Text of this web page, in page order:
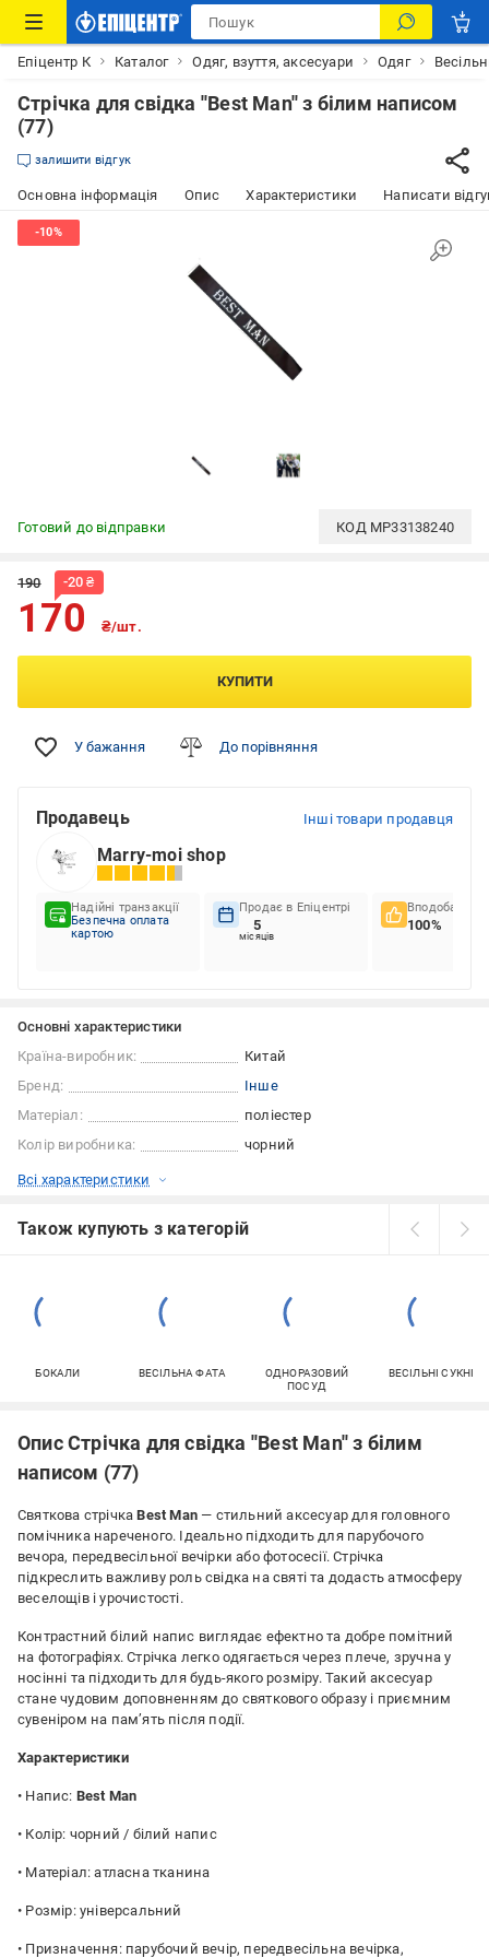
Епіцентр К Каталог Одяг, взуття, аксесуари Одяг
Стрічка для свідка ''Best Man'' з білим написом
(77)
залишити відгук
Основна інформація Опис Характеристики Написати
Готовий до відправки КОД MP33138240
190 -20 ₴
170 ₴/шт.
КУПИТИ
У бажання До порівняння
Продавець Інші товари продавця
Marry-moi shop
Надійні транзакції
Безпечна оплата
картою
Продає в Епіцентрі
5
місяців
Вподобання
100%
Основні характеристики
Країна-виробник:
Китай
Бренд:
Інше
Матеріал:
поліестер
Колір виробника:
чорний
Всі характеристики
Також купують з категорій
БОКАЛИ ВЕСІЛЬНА ФАТА
ОДНОРАЗОВИЙ
ПОСУД
ВЕСІЛЬНІ СУКНІ
Опис Стрічка для свідка ''Best Man'' з білим
написом (77)
Святкова стрічкаBest Man — стильний аксесуар для головного
помічника нареченого. Ідеально підходить для парубочого
вечора, передвесільної вечірки або фотосесії. Стрічка
підкреслить важливу роль свідка на святі та додасть атмосферу
веселощів і урочистості.
Контрастний білий напис виглядає ефектно та добре помітний
на фотографіях. Стрічка легко одягається через плече, зручна у
носінні та підходить для будь-якого розміру. Такий аксесуар
стане чудовим доповненням до святкового образу і приємним
сувеніром на пам’ять після події.
Характеристики
• Напис: Best Man
• Колір: чорний / білий напис
• Матеріал: атласна тканина
• Розмір: універсальний
• Призначення: парубочий вечір, передвесільна вечірка,